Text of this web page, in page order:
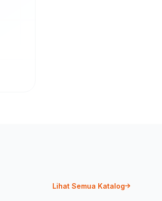
Lihat Semua Katalog